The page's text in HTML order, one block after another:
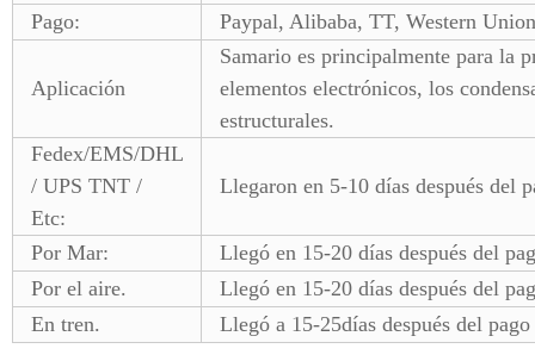
Pago:
Paypal, Alibaba, TT, Western
Aplicación
Samario es principalmente para la
elementos electrónicos, los
estructurales.
Fedex/EMS/DHL
/ UPS TNT /
Etc:
Llegaron en 5-10 días después del
Por Mar:
Llegó en 15-20 días después del
Por el aire.
Llegó en 15-20 días después del
En tren.
Llegó a 15-25días después del pago